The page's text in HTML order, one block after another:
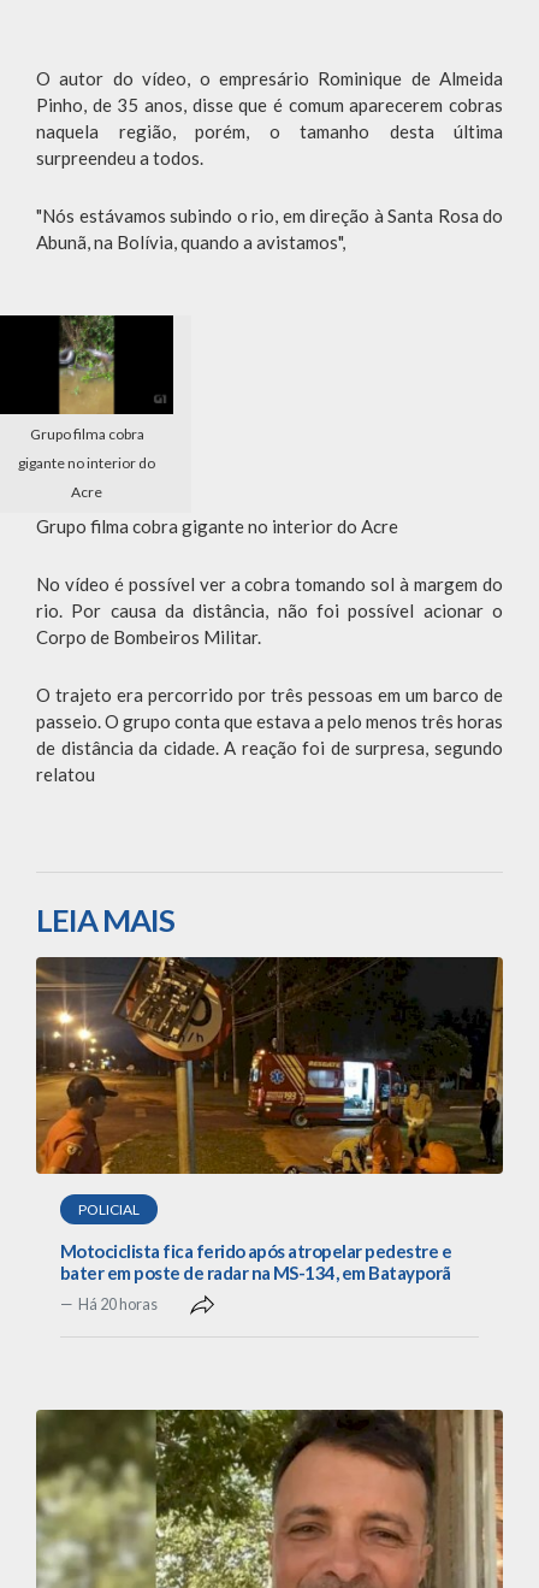
O autor do vídeo, o empresário Rominique de Almeida
Pinho, de 35 anos, disse que é comum aparecerem cobras
naquela região, porém, o tamanho desta última
surpreendeu a todos.
"Nós estávamos subindo o rio, em direção à Santa Rosa do
Abunã, na Bolívia, quando a avistamos",
Grupo filma cobra
gigante no interior do
Acre
Grupo filma cobra gigante no interior do Acre
No vídeo é possível ver a cobra tomando sol à margem do
rio. Por causa da distância, não foi possível acionar o
Corpo de Bombeiros Militar.
O trajeto era percorrido por três pessoas em um barco de
passeio. O grupo conta que estava a pelo menos três horas
de distância da cidade. A reação foi de surpresa, segundo
relatou
LEIA MAIS
POLICIAL
Motociclista fica ferido após atropelar pedestre e
bater em poste de radar na MS-134, em Batayporã
Há 20 horas